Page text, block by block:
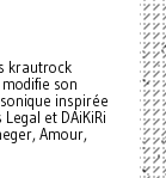
krautrock
son
inspirée
et DAiKiRi
Amour,